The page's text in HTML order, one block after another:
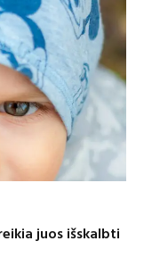
juos išskalbti